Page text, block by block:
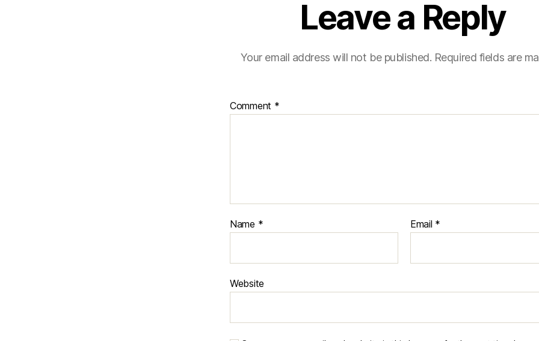
Leave a Reply
Your email address will not be published. Required fields are
Comment *
Name * Email *
Website